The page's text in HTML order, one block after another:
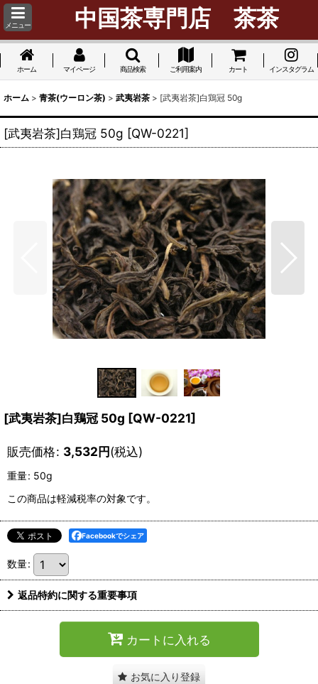
メニュー 中国茶専門店 茶茶
ホーム マイページ 商品検索 ご利用案内 カート インスタグラム
ホーム > 青茶(ウーロン茶) > 武夷岩茶 > [武夷岩茶]白鶏冠 50g
[武夷岩茶]白鶏冠 50g [QW-0221]
[武夷岩茶]白鶏冠 50g [QW-0221]
販売価格: 3,532円(税込)
重量: 50g
この商品は軽減税率の対象です。
Facebookでシェア
数量:
返品特約に関する重要事項
カートに入れる
お気に入り登録